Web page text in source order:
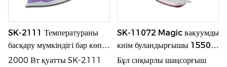
SK-2111 Температураны
басқару мүмкіндігі бар көп
функциялы бумен үтіктеу,
2000 Вт қуатты SK-2111
SK-11072 Magic вакуумды
киім буландырғышы 1550
Вт 180 мл
Бұл сиқырлы шаңсорғыш